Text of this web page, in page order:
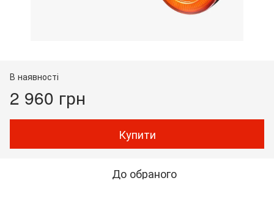
В наявності
2 960 грн
Купити
До обраного